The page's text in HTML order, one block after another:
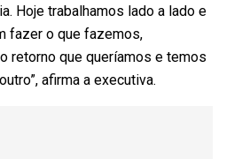
Hoje trabalhamos lado a lado e
fazer o que fazemos,
retorno que queríamos e temos
afirma a executiva.